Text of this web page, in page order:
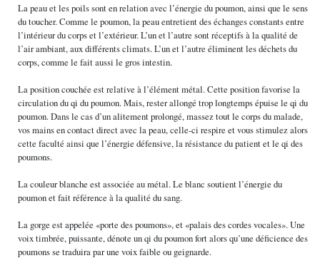
La peau et les poils sont en relation avec l’énergie du poumon, ainsi que le sens
du toucher. Comme le poumon, la peau entretient des échanges constants entre
l’intérieur du corps et l’extérieur. L’un et l’autre sont réceptifs à la qualité de
l’air ambiant, aux différents climats. L’un et l’autre éliminent les déchets du
corps, comme le fait aussi le gros intestin.
La position couchée est relative à l’élément métal. Cette position favorise la
circulation du qi du poumon. Mais, rester allongé trop longtemps épuise le qi du
poumon. Dans le cas d’un alitement prolongé, massez tout le corps du malade,
vos mains en contact direct avec la peau, celle-ci respire et vous stimulez alors
cette faculté ainsi que l’énergie défensive, la résistance du patient et le qi des
poumons.
La couleur blanche est associée au métal. Le blanc soutient l’énergie du
poumon et fait référence à la qualité du sang.
La gorge est appelée «porte des poumons», et «palais des cordes vocales». Une
voix timbrée, puissante, dénote un qi du poumon fort alors qu’une déficience des
poumons se traduira par une voix faible ou geignarde.